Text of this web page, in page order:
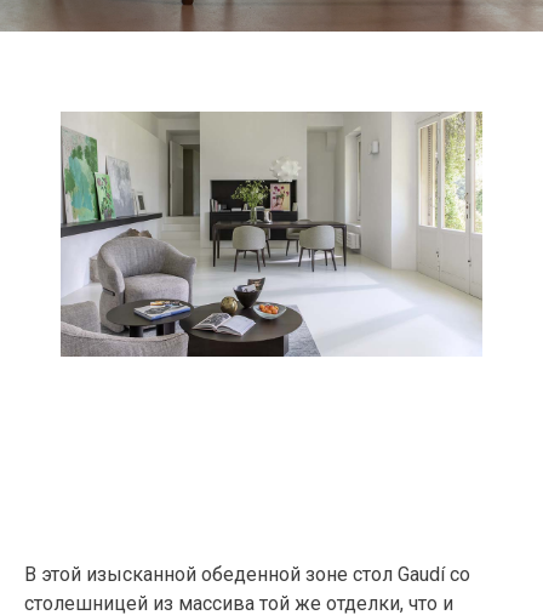
В этой изысканной обеденной зоне стол Gaudí со
столешницей из массива той же отделки, что и